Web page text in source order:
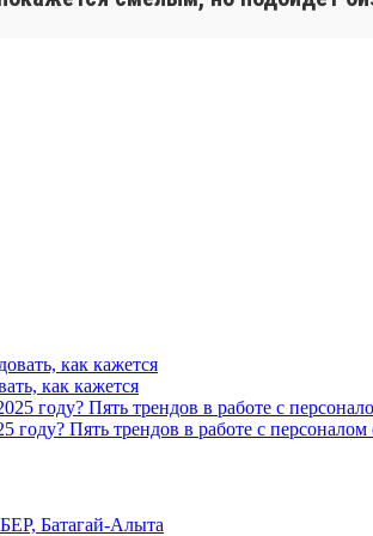
как кажется
году? Пять трендов в работе с
Батагай-Алыта